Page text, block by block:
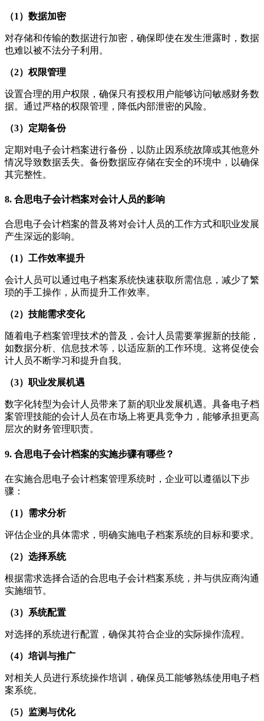
（1）数据加密
对存储和传输的数据进行加密，确保即使在发生泄露时，数据
也难以被不法分子利用。
（2）权限管理
设置合理的用户权限，确保只有授权用户能够访问敏感财务数
据。通过严格的权限管理，降低内部泄密的风险。
（3）定期备份
定期对电子会计档案进行备份，以防止因系统故障或其他意外
情况导致数据丢失。备份数据应存储在安全的环境中，以确保
其完整性。
8. 合思电子会计档案对会计人员的影响
合思电子会计档案的普及将对会计人员的工作方式和职业发展
产生深远的影响。
（1）工作效率提升
会计人员可以通过电子档案系统快速获取所需信息，减少了繁
琐的手工操作，从而提升工作效率。
（2）技能需求变化
随着电子档案管理技术的普及，会计人员需要掌握新的技能，
如数据分析、信息技术等，以适应新的工作环境。这将促使会
计人员不断学习和提升自我。
（3）职业发展机遇
数字化转型为会计人员带来了新的职业发展机遇。具备电子档
案管理技能的会计人员在市场上将更具竞争力，能够承担更高
层次的财务管理职责。
9. 合思电子会计档案的实施步骤有哪些？
在实施合思电子会计档案管理系统时，企业可以遵循以下步
骤：
（1）需求分析
评估企业的具体需求，明确实施电子档案系统的目标和要求。
（2）选择系统
根据需求选择合适的合思电子会计档案系统，并与供应商沟通
实施细节。
（3）系统配置
对选择的系统进行配置，确保其符合企业的实际操作流程。
（4）培训与推广
对相关人员进行系统操作培训，确保员工能够熟练使用电子档
案系统。
（5）监测与优化